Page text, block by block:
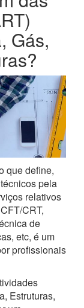
Gás,
que define,
pela
relativos
CRT,
de
etc, é um
profissionais
Estruturas,